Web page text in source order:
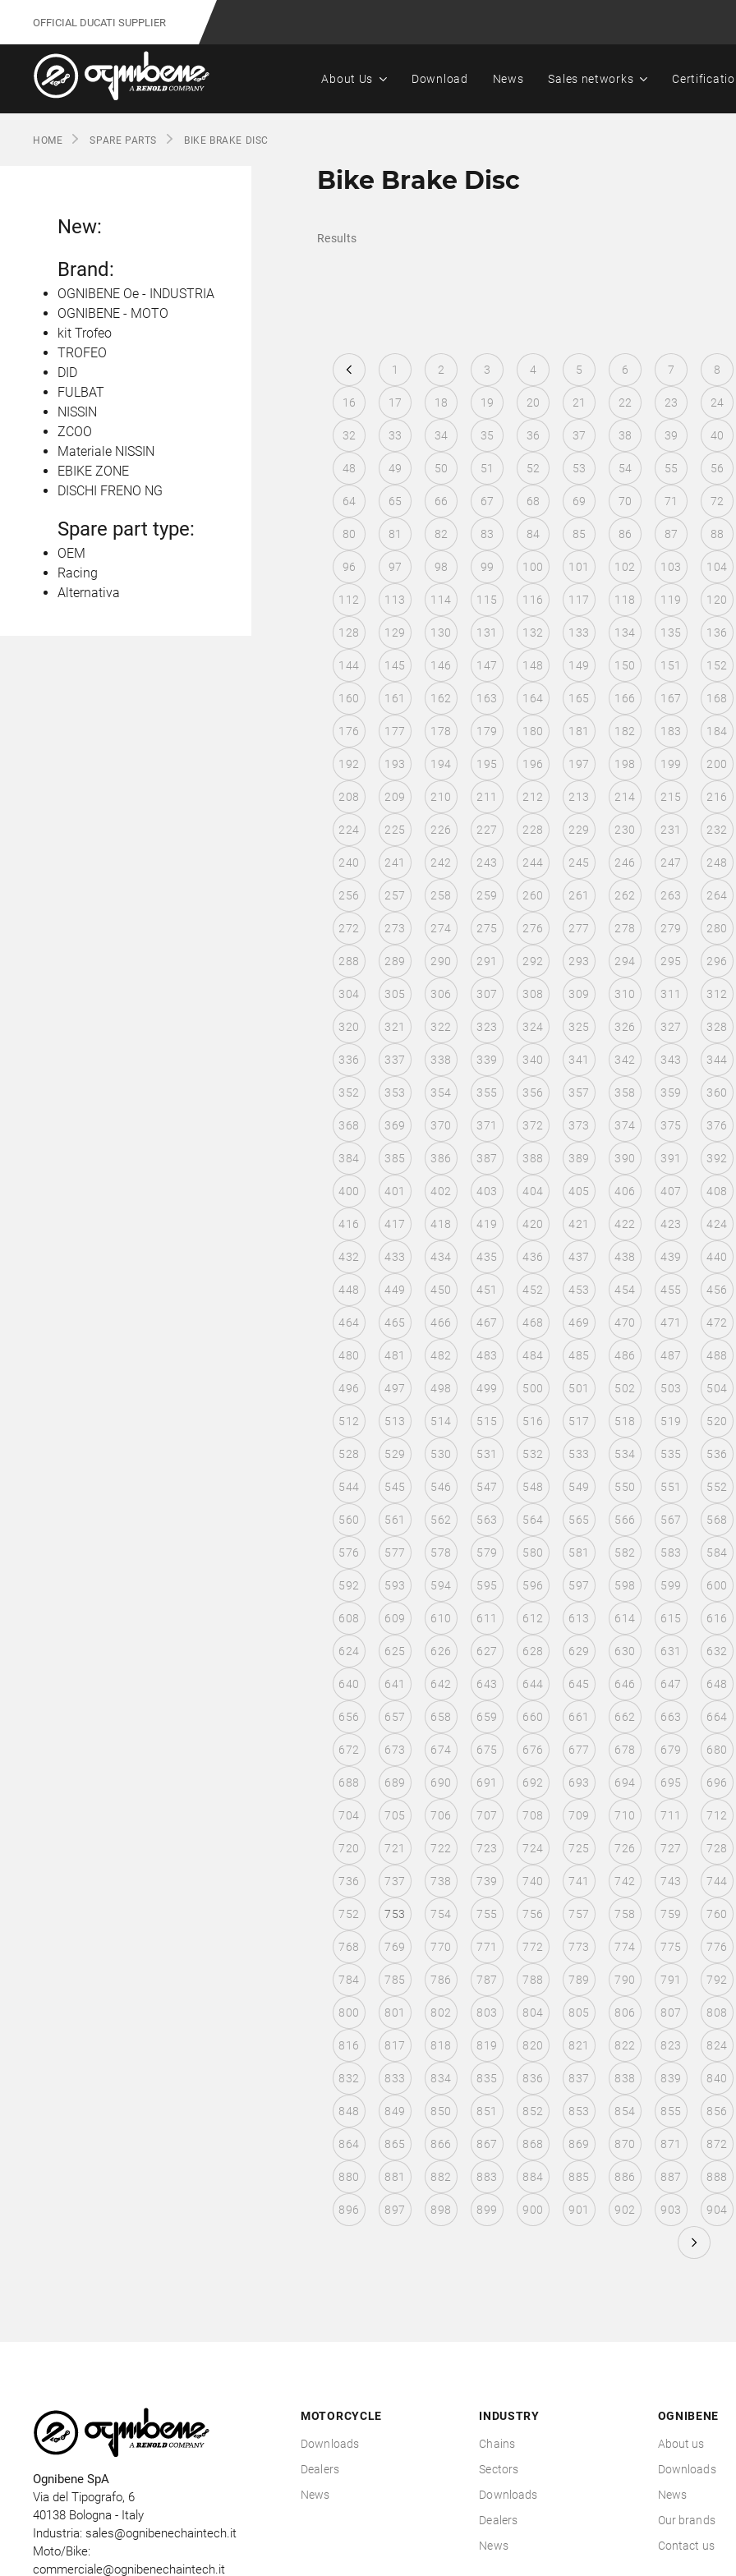
OFFICIAL DUCATI SUPPLIER
About Us Download News Sales networks
HOME SPARE PARTS BIKE BRAKE DISC
Bike Brake Disc
Results
1 2 3 4 5 6 7 8
16 17 18 19 20 21 22 23 24
32 33 34 35 36 37 38 39 40
48 49 50 51 52 53 54 55 56
64 65 66 67 68 69 70 71 72
80 81 82 83 84 85 86 87 88
96 97 98 99 100 101 102 103 104
112 113 114 115 116 117 118 119 120
128 129 130 131 132 133 134 135 136
144 145 146 147 148 149 150 151 152
160 161 162 163 164 165 166 167 168
176 177 178 179 180 181 182 183 184
192 193 194 195 196 197 198 199 200
208 209 210 211 212 213 214 215 216
224 225 226 227 228 229 230 231 232
240 241 242 243 244 245 246 247 248
256 257 258 259 260 261 262 263 264
272 273 274 275 276 277 278 279 280
288 289 290 291 292 293 294 295 296
304 305 306 307 308 309 310 311 312
320 321 322 323 324 325 326 327 328
336 337 338 339 340 341 342 343 344
352 353 354 355 356 357 358 359 360
368 369 370 371 372 373 374 375 376
384 385 386 387 388 389 390 391 392
400 401 402 403 404 405 406 407 408
416 417 418 419 420 421 422 423 424
432 433 434 435 436 437 438 439 440
448 449 450 451 452 453 454 455 456
464 465 466 467 468 469 470 471 472
480 481 482 483 484 485 486 487 488
496 497 498 499 500 501 502 503 504
512 513 514 515 516 517 518 519 520
528 529 530 531 532 533 534 535 536
544 545 546 547 548 549 550 551 552
560 561 562 563 564 565 566 567 568
576 577 578 579 580 581 582 583 584
592 593 594 595 596 597 598 599 600
608 609 610 611 612 613 614 615 616
624 625 626 627 628 629 630 631 632
640 641 642 643 644 645 646 647 648
656 657 658 659 660 661 662 663 664
672 673 674 675 676 677 678 679 680
688 689 690 691 692 693 694 695 696
704 705 706 707 708 709 710 711 712
720 721 722 723 724 725 726 727 728
736 737 738 739 740 741 742 743 744
752 753 754 755 756 757 758 759 760
768 769 770 771 772 773 774 775 776
784 785 786 787 788 789 790 791 792
800 801 802 803 804 805 806 807 808
816 817 818 819 820 821 822 823 824
832 833 834 835 836 837 838 839 840
848 849 850 851 852 853 854 855 856
864 865 866 867 868 869 870 871 872
880 881 882 883 884 885 886 887 888
896 897 898 899 900 901 902 903 904
New:
Brand:
OGNIBENE Oe - INDUSTRIA
OGNIBENE - MOTO
kit Trofeo
TROFEO
DID
FULBAT
NISSIN
ZCOO
Materiale NISSIN
EBIKE ZONE
DISCHI FRENO NG
Spare part type:
OEM
Racing
Alternativa
Ognibene SpA
Via del Tipografo, 6
40138 Bologna - Italy
Industria: sales@ognibenechaintech.it
Moto/Bike:
commerciale@ognibenechaintech.it
MOTORCYCLE
Downloads
Dealers
News
INDUSTRY
Chains
Sectors
Downloads
Dealers
News
OGNIBENE
About us
Downloads
News
Our brands
Contact us